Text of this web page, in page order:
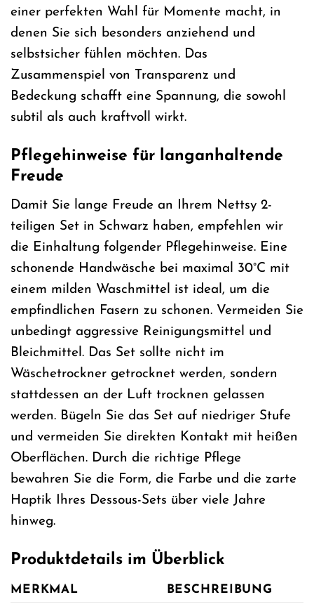
einer perfekten Wahl für Momente macht, in
denen Sie sich besonders anziehend und
selbstsicher fühlen möchten. Das
Zusammenspiel von Transparenz und
Bedeckung schafft eine Spannung, die sowohl
subtil als auch kraftvoll wirkt.
Pflegehinweise für langanhaltende
Freude
Damit Sie lange Freude an Ihrem Nettsy 2-
teiligen Set in Schwarz haben, empfehlen wir
die Einhaltung folgender Pflegehinweise. Eine
schonende Handwäsche bei maximal 30°C mit
einem milden Waschmittel ist ideal, um die
empfindlichen Fasern zu schonen. Vermeiden Sie
unbedingt aggressive Reinigungsmittel und
Bleichmittel. Das Set sollte nicht im
Wäschetrockner getrocknet werden, sondern
stattdessen an der Luft trocknen gelassen
werden. Bügeln Sie das Set auf niedriger Stufe
und vermeiden Sie direkten Kontakt mit heißen
Oberflächen. Durch die richtige Pflege
bewahren Sie die Form, die Farbe und die zarte
Haptik Ihres Dessous-Sets über viele Jahre
hinweg.
Produktdetails im Überblick
MERKMAL BESCHREIBUNG